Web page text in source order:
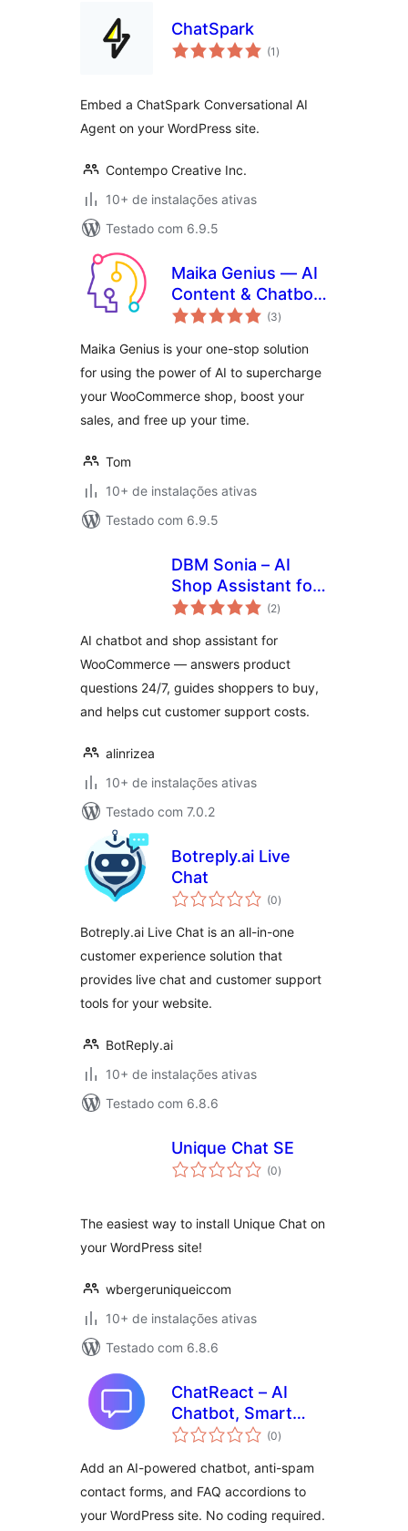
ChatSpark
(1 total
de
)
Embed a ChatSpark Conversational AI
Agent on your WordPress site.
Contempo Creative Inc.
10+ de instalações ativas
Testado com 6.9.5
Maika Genius — AI
Content & Chatbot
with ChatGPT and
WooCommerce
(3total
de
)
Maika Genius is your one-stop solution
for using the power of AI to supercharge
your WooCommerce shop, boost your
sales, and free up your time.
Tom
10+ de instalações ativas
Testado com 6.9.5
DBM Sonia – AI
Shop Assistant for
WooCommerce
(2total
de
)
AI chatbot and shop assistant for
WooCommerce — answers product
questions 24/7, guides shoppers to buy,
and helps cut customer support costs.
alinrizea
10+ de instalações ativas
Testado com 7.0.2
Botreply.ai Live
Chat
(0total
de
)
Botreply.ai Live Chat is an all-in-one
customer experience solution that
provides live chat and customer support
tools for your website.
BotReply.ai
10+ de instalações ativas
Testado com 6.8.6
Unique Chat SE
(0total
de
)
The easiest way to install Unique Chat on
your WordPress site!
wbergeruniqueiccom
10+ de instalações ativas
Testado com 6.8.6
ChatReact – AI
Chatbot, Smart
Forms & FAQs
(0total
de
)
Add an AI-powered chatbot, anti-spam
contact forms, and FAQ accordions to
your WordPress site. No coding required.